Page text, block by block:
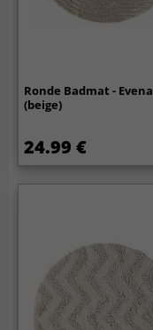
Ronde Badmat - Evena
(beige)
24.99 €